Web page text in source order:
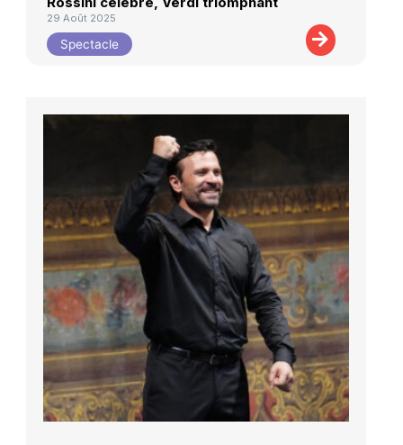
29 Août 2025
Spectacle